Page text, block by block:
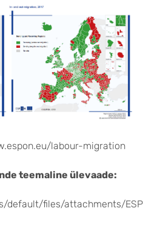
labour-migration
teemaline ülevaade:
files/attachments/